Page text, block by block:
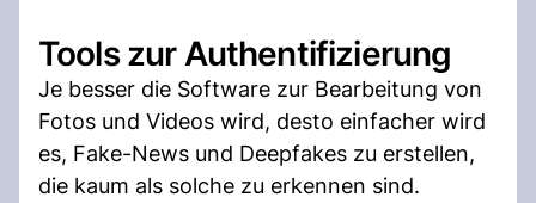
Tools zur Authentifizierung
Je besser die Software zur Bearbeitung von
Fotos und Videos wird, desto einfacher wird
es, Fake-News und Deepfakes zu erstellen,
die kaum als solche zu erkennen sind.